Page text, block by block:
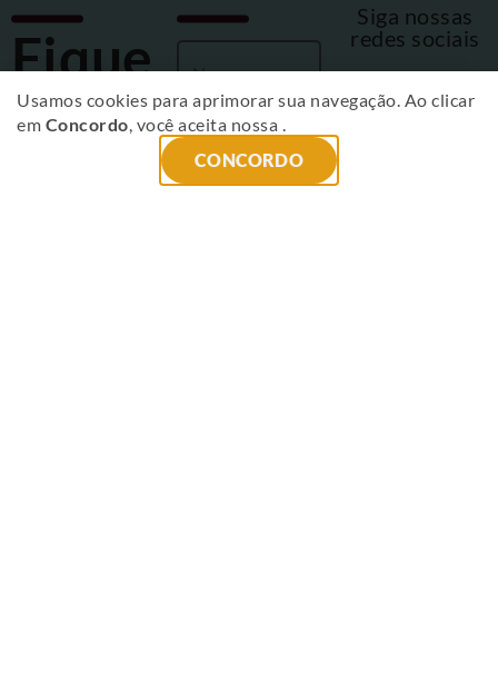
Fique
por
dentro
Siga nossas
redes sociais
CONCORDO
Usamos cookies para aprimorar sua navegação. Ao clicar
em Concordo, você aceita nossa .